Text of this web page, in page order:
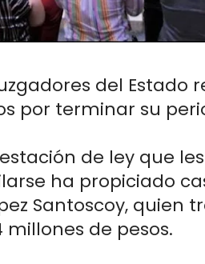
del Estado
por terminar su
de ley que
ha propiciado
Santoscoy, quien
de pesos.